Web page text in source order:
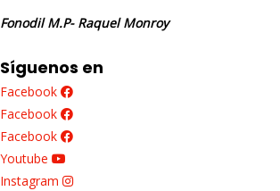
Fonodil M.P- Raquel Monroy
Síguenos en
Facebook
Facebook
Facebook
Youtube
Instagram